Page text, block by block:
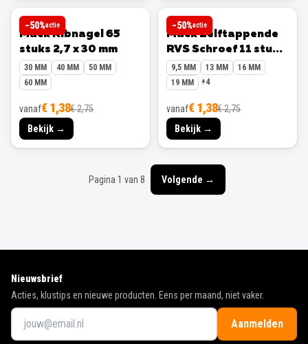
−50%actie
MACK
Mack Ribnagel 65
stuks 2,7 x 30 mm
30 MM 40 MM
50 MM
60 MM
vanaf€ 1,38€ 2,75
Bekijk →
−50%actie
MACK
Mack Zelftappende
RVS Schroef 11 stuks
4,2 x 16 mm
9,5 MM 13 MM
16 MM
19 MM
+4
vanaf€ 1,38€ 2,75
Bekijk →
Pagina 1 van 8 Volgende →
Nieuwsbrief
Acties, klustips en nieuwe producten. Eens per maand, niet vaker.
Aanmelden